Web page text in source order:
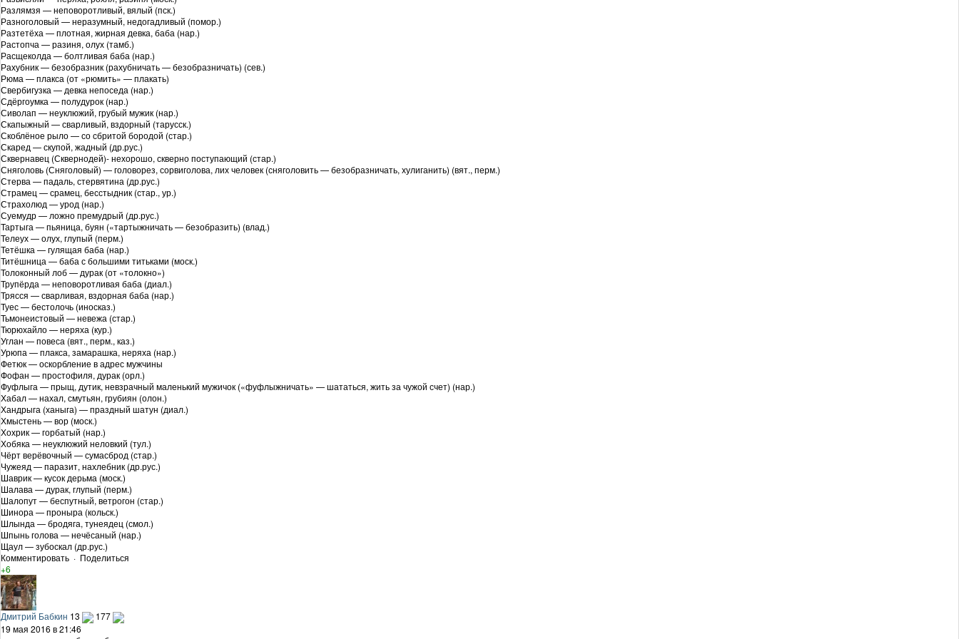
Разлямзя — неповоротливый, вялый (пск.)
Разноголовый — неразумный, недогадливый (помор.)
Разтетёха — плотная, жирная девка, баба (нар.)
Растопча — разиня, олух (тамб.)
Расщеколда — болтливая баба (нар.)
Рахубник — безобразник (рахубничать — безобразничать) (сев.)
Рюма — плакса (от «рюмить» — плакать)
Свербигузка — девка непоседа (нар.)
Сдёргоумка — полудурок (нар.)
Сиволап — неуклюжий, грубый мужик (нар.)
Скапыжный — сварливый, вздорный (тарусск.)
Скоблёное рыло — со сбритой бородой (стар.)
Скаред — скупой, жадный (др.рус.)
Сквернавец (Сквернодей)- нехорошо, скверно поступающий (стар.)
Сняголовь (Сняголовый) — головорез, сорвиголова, лих человек (сняголовить — безобразничать, хулиганить) (вят., перм.)
Стерва — падаль, стервятина (др.рус.)
Страмец — срамец, бесстыдник (стар., ур.)
Страхолюд — урод (нар.)
Суемудр — ложно премудрый (др.рус.)
Тартыга — пьяница, буян («тартыжничать — безобразить) (влад.)
Телеух — олух, глупый (перм.)
Тетёшка — гулящая баба (нар.)
Титёшница — баба с большими титьками (моск.)
Толоконный лоб — дурак (от «толокно»)
Трупёрда — неповоротливая баба (диал.)
Трясся — сварливая, вздорная баба (нар.)
Туес — бестолочь (иносказ.)
Тьмонеистовый — невежа (стар.)
Тюрюхайло — неряха (кур.)
Углан — повеса (вят., перм., каз.)
Урюпа — плакса, замарашка, неряха (нар.)
Фетюк — оскорбление в адрес мужчины
Фофан — простофиля, дурак (орл.)
Фуфлыга — прыщ, дутик, невзрачный маленький мужичок («фуфлыжничать» — шататься, жить за чужой счет) (нар.)
Хабал — нахал, смутьян, грубиян (олон.)
Хандрыга (ханыга) — праздный шатун (диал.)
Хмыстень — вор (моск.)
Хохрик — горбатый (нар.)
Хобяка — неуклюжий неловкий (тул.)
Чёрт верёвочный — сумасброд (стар.)
Чужеяд — паразит, нахлебник (др.рус.)
Шаврик — кусок дерьма (моск.)
Шалава — дурак, глупый (перм.)
Шалопут — беспутный, ветрогон (стар.)
Шинора — проныра (кольск.)
Шлында — бродяга, тунеядец (смол.)
Шпынь голова — нечёсаный (нар.)
Щаул — зубоскал (др.рус.)
Комментировать · Поделиться
+6
Дмитрий Бабкин 13
177
19 мая 2016 в 21:46